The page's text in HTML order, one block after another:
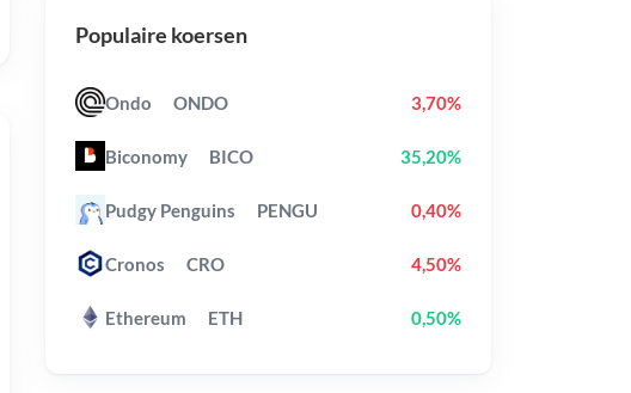
Populaire koersen
Ondo ONDO 3,70%
Biconomy BICO 35,20%
Pudgy Penguins PENGU 0,40%
Cronos CRO 4,50%
Ethereum ETH 0,50%